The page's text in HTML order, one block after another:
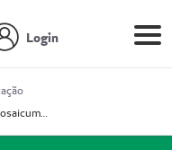
Login
Prestador Mosaicum Espaço Clínico Ltda (51004352-0)